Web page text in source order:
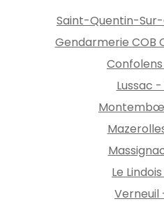
Saint-Quentin-
Gendarmerie COB
Lussac
Le
Verneuil